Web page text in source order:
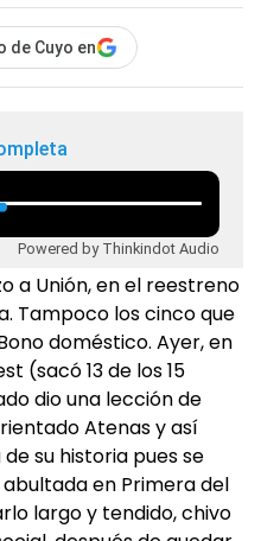
de Cuyo en
Powered by Thinkindot Audio
a Unión, en el reestreno
Tampoco los cinco que
doméstico. Ayer, en
(sacó 13 de los 15
dio una lección de
Atenas y así
su historia pues se
en Primera del
largo y tendido, chivo